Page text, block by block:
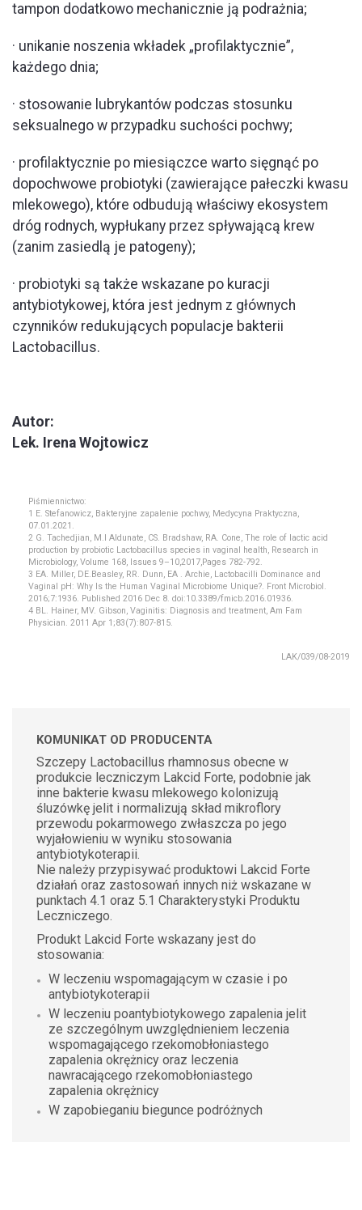
tampon dodatkowo mechanicznie ją podrażnia;
· unikanie noszenia wkładek „profilaktycznie”,
każdego dnia;
· stosowanie lubrykantów podczas stosunku
seksualnego w przypadku suchości pochwy;
· profilaktycznie po miesiączce warto sięgnąć po
dopochwowe probiotyki (zawierające pałeczki kwasu
mlekowego), które odbudują właściwy ekosystem
dróg rodnych, wypłukany przez spływającą krew
(zanim zasiedlą je patogeny);
· probiotyki są także wskazane po kuracji
antybiotykowej, która jest jednym z głównych
czynników redukujących populacje bakterii
Lactobacillus.
Autor:
Lek. Irena Wojtowicz
Piśmiennictwo:
1 E. Stefanowicz, Bakteryjne zapalenie pochwy, Medycyna Praktyczna,
07.01.2021.
2 G. Tachedjian, M.l Aldunate, CS. Bradshaw, RA. Cone, The role of lactic acid
production by probiotic Lactobacillus species in vaginal health, Research in
Microbiology, Volume 168, Issues 9–10,2017,Pages 782-792.
3 EA. Miller, DE.Beasley, RR. Dunn, EA . Archie, Lactobacilli Dominance and
Vaginal pH: Why Is the Human Vaginal Microbiome Unique?. Front Microbiol.
2016;7:1936. Published 2016 Dec 8. doi:10.3389/fmicb.2016.01936.
4 BL. Hainer, MV. Gibson, Vaginitis: Diagnosis and treatment, Am Fam
Physician. 2011 Apr 1;83(7):807-815.
LAK/039/08-2019
KOMUNIKAT OD PRODUCENTA
Szczepy Lactobacillus rhamnosus obecne w
produkcie leczniczym Lakcid Forte, podobnie jak
inne bakterie kwasu mlekowego kolonizują
śluzówkę jelit i normalizują skład mikroflory
przewodu pokarmowego zwłaszcza po jego
wyjałowieniu w wyniku stosowania
antybiotykoterapii.
Nie należy przypisywać produktowi Lakcid Forte
działań oraz zastosowań innych niż wskazane w
punktach 4.1 oraz 5.1 Charakterystyki Produktu
Leczniczego.
Produkt Lakcid Forte wskazany jest do
stosowania:
W leczeniu wspomagającym w czasie i po
antybiotykoterapii
W leczeniu poantybiotykowego zapalenia jelit
ze szczególnym uwzględnieniem leczenia
wspomagającego rzekomobłoniastego
zapalenia okrężnicy oraz leczenia
nawracającego rzekomobłoniastego
zapalenia okrężnicy
W zapobieganiu biegunce podróżnych